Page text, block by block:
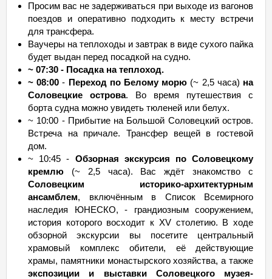
Просим вас не задерживаться при выходе из вагонов
поездов и оперативно подходить к месту встречи
для трансфера.
Ваучеры на теплоходы и завтрак в виде сухого пайка
будет выдан перед посадкой на судно.
~ 07:30 - Посадка на теплоход.
~ 08:00 - Переход по Белому морю (~ 2,5 часа) на
Соловецкие острова. Во время путешествия с
борта судна можно увидеть тюленей или белух.
~ 10:00 - Прибытие на Большой Соловецкий остров.
Встреча на причале. Трансфер вещей в гостевой
дом.
~ 10:45 - Обзорная экскурсия по Соловецкому
кремлю (~ 2,5 часа). Вас ждёт знакомство с
Соловецким историко-архитектурным
ансамблем, включённым в Список Всемирного
наследия ЮНЕСКО, - грандиозным сооружением,
история которого восходит к XV столетию. В ходе
обзорной экскурсии вы посетите центральный
храмовый комплекс обители, её действующие
храмы, памятники монастырского хозяйства, а также
экспозиции и выставки Соловецкого музея-